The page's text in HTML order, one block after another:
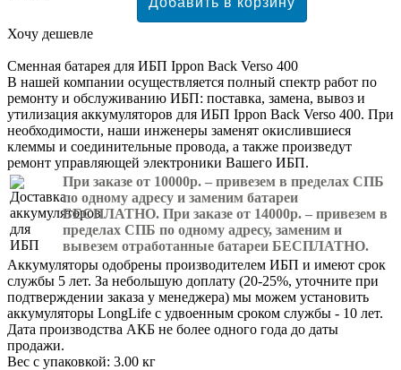
Хочу дешевле
Сменная батарея для ИБП Ippon Back Verso 400
В нашей компании осуществляется полный спектр работ по
ремонту и обслуживанию ИБП: поставка, замена, вывоз и
утилизация аккумуляторов для ИБП Ippon Back Verso 400. При
необходимости, наши инженеры заменят окислившиеся
клеммы и соединительные провода, а также произведут
ремонт управляющей электроники Вашего ИБП.
При заказе от 10000р. – привезем в пределах СПБ
по одному адресу и заменим батареи
БЕСПЛАТНО. При заказе от 14000р. – привезем в
пределах СПБ по одному адресу, заменим и
вывезем отработанные батареи БЕСПЛАТНО.
Аккумуляторы одобрены производителем ИБП и имеют срок
службы 5 лет. За небольшую доплату (20-25%, уточните при
подтверждении заказа у менеджера) мы можем установить
аккумуляторы LongLife с удвоенным сроком службы - 10 лет.
Дата производства АКБ не более одного года до даты
продажи.
Вес с упаковкой: 3.00 кг